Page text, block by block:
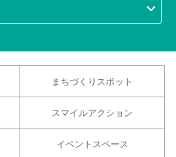
まちづくりスポット
スマイルアクション
イベントスペース